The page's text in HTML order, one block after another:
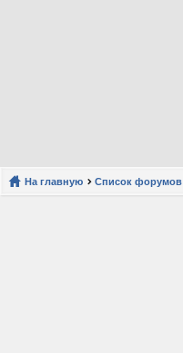
На главную Список форумов